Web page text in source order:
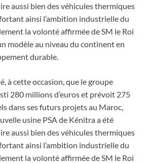
aussi bien des véhicules thermiques
ainsi l’ambition industrielle du
la volonté affirmée de SM le Roi
modèle au niveau du continent en
durable.
à cette occasion, que le groupe
280 millions d’euros et prévoit 275
dans ses futurs projets au Maroc,
usine PSA de Kénitra a été
aussi bien des véhicules thermiques
ainsi l’ambition industrielle du
la volonté affirmée de SM le Roi